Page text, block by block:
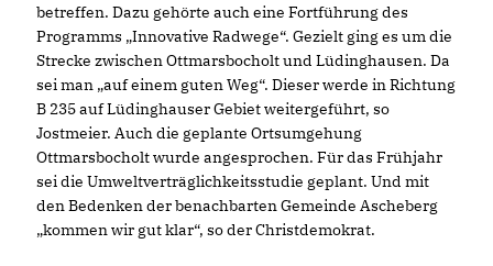
betreffen. Dazu gehörte auch eine Fortführung des
Programms „Innovative Radwege“. Gezielt ging es um die
Strecke zwischen Ottmarsbocholt und Lüdinghausen. Da
sei man „auf einem guten Weg“. Dieser werde in Richtung
B 235 auf Lüdinghauser Gebiet weitergeführt, so
Jostmeier. Auch die geplante Ortsumgehung
Ottmarsbocholt wurde angesprochen. Für das Frühjahr
sei die Umweltverträglichkeitsstudie geplant. Und mit
den Bedenken der benachbarten Gemeinde Ascheberg
kommen wir gut klar“, so der Christdemokrat.